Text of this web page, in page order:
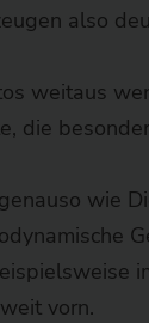
also
weitaus
die
wie
vorn.